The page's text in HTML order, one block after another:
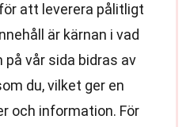
att leverera pålitligt
är kärnan i vad
på vår sida bidras av
du, vilket ger en
och information. För